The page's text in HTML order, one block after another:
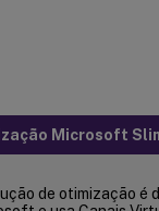
Microsoft
de otimização é